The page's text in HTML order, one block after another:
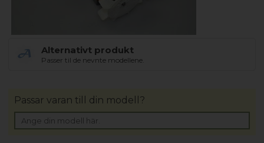
Alternativt produkt
Passer til de nevnte modellene.
Passar varan till din modell?